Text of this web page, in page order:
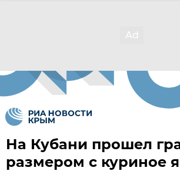
На Кубани прошел
размером с куриное